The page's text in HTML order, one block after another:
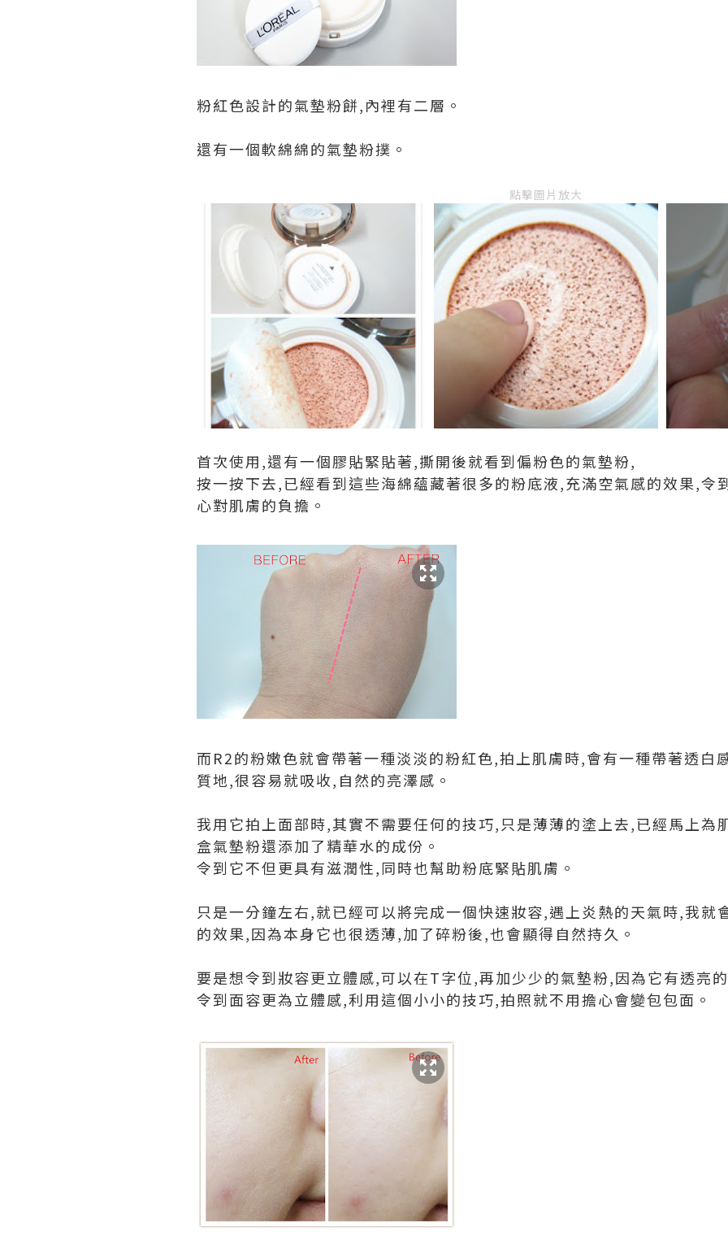
粉紅色設計的氣墊粉餅,內裡有二層。
還有一個軟綿綿的氣墊粉撲。
點擊圖片放大
首次使用,還有一個膠貼緊貼著,撕開後就看到偏粉色的氣墊粉,
按一按下去,已經看到這些海綿蘊藏著很多的粉底液,充滿空氣感的效果,令
心對肌膚的負擔。
而R2的粉嫩色就會帶著一種淡淡的粉紅色,拍上肌膚時,會有一種帶著透白
質地,很容易就吸收,自然的亮澤感。
我用它拍上面部時,其實不需要任何的技巧,只是薄薄的塗上去,已經馬上為
盒氣墊粉還添加了精華水的成份。
令到它不但更具有滋潤性,同時也幫助粉底緊貼肌膚。
只是一分鐘左右,就已經可以將完成一個快速妝容,遇上炎熱的天氣時,我就
的效果,因為本身它也很透薄,加了碎粉後,也會顯得自然持久。
要是想令到妝容更立體感,可以在T字位,再加少少的氣墊粉,因為它有透亮
令到面容更為立體感,利用這個小小的技巧,拍照就不用擔心會變包包面。